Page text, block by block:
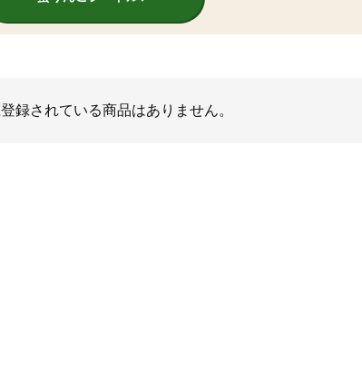
録されている商品はありません。